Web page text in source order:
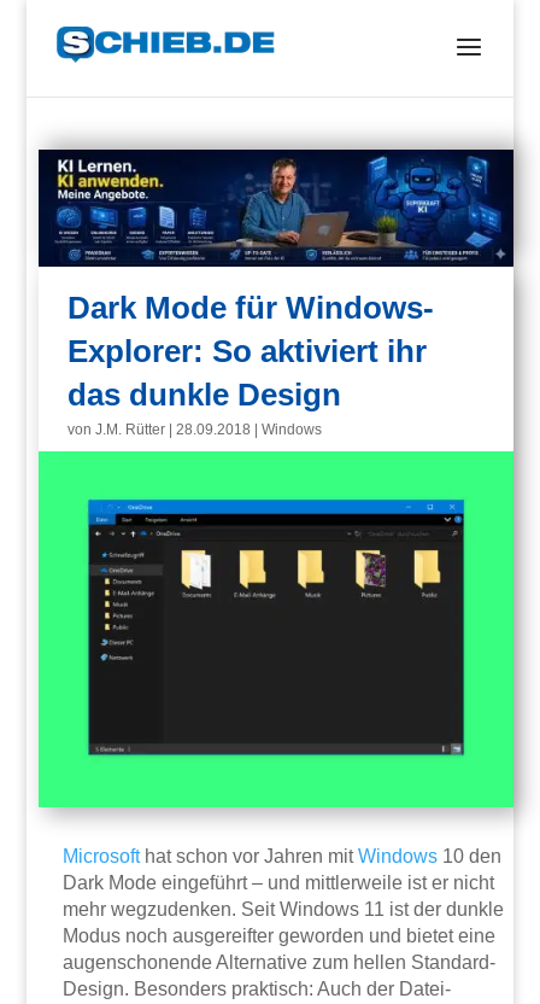
Dark Mode für Windows-
Explorer: So aktiviert ihr
das dunkle Design
vonJ.M. Rütter |28.09.2018 |Windows
Microsofthat schon vor Jahren mitWindows 10 den
Dark Mode eingeführt – und mittlerweile ist er nicht
mehr wegzudenken. Seit Windows 11 ist der dunkle
Modus noch ausgereifter geworden und bietet eine
augenschonende Alternative zum hellen Standard-
Design. Besonders praktisch: Auch der Datei-